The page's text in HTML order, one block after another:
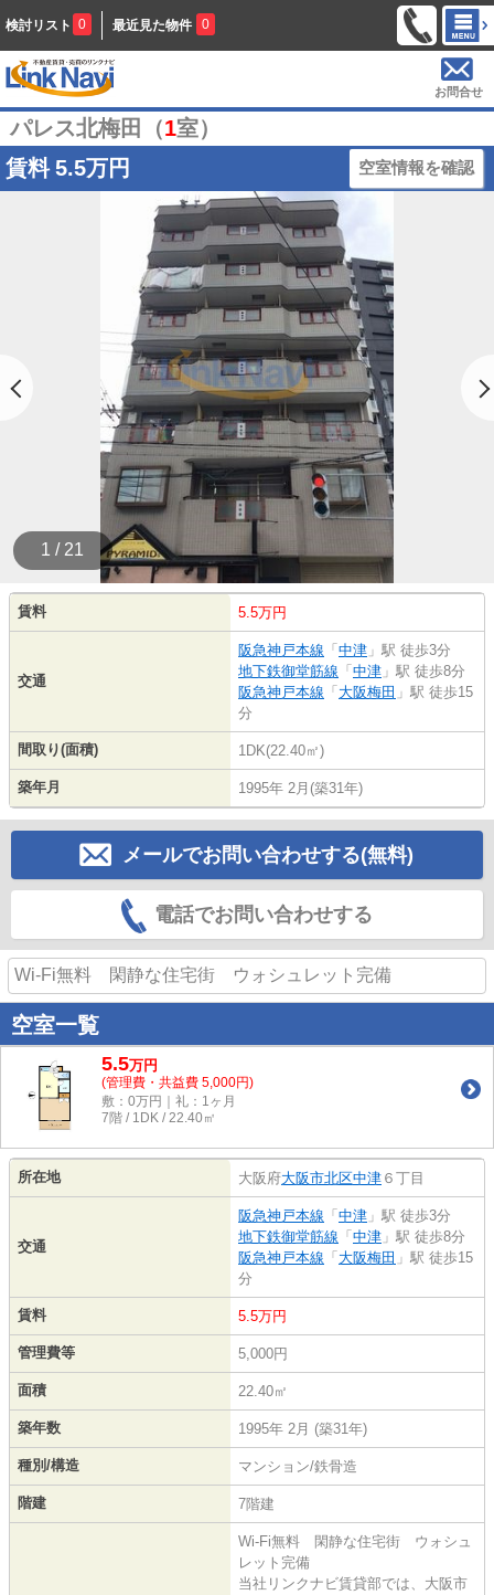
検討リスト 0 最近見た物件 0
お問合せ
パレス北梅田（1室）
賃料 5.5万円 空室情報を確認
1 / 21
賃料 5.5万円
交通
阪急神戸本線 「 中津 」駅 徒歩3分
地下鉄御堂筋線 「 中津 」駅 徒歩8分
阪急神戸本線 「 大阪梅田 」駅 徒歩15
分
間取り(面積) 1DK(22.40㎡)
築年月 1995年 2月(築31年)
メールでお問い合わせする(無料)
電話でお問い合わせする
Wi-Fi無料 閑静な住宅街 ウォシュレット完備
空室一覧
5.5万円
(管理費・共益費 5,000円)
敷：0万円｜礼：1ヶ月
7階 / 1DK / 22.40㎡
所在地 大阪府大阪市北区中津 ６丁目
交通
阪急神戸本線 「 中津 」駅 徒歩3分
地下鉄御堂筋線 「 中津 」駅 徒歩8分
阪急神戸本線 「 大阪梅田 」駅 徒歩15
分
賃料 5.5万円
管理費等 5,000円
面積 22.40㎡
築年数 1995年 2月 (築31年)
種別/構造 マンション/鉄骨造
階建 7階建
Wi-Fi無料 閑静な住宅街 ウォシュ
レット完備
当社リンクナビ賃貸部では、大阪市